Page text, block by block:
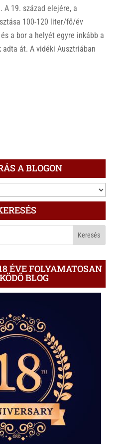
A 19. század elejére, a
100-120 liter/fő/év
a bor a helyét egyre inkább a
adta át. A vidéki Ausztriában
A BLOGON
ÉVE FOLYAMATOSAN
BLOG